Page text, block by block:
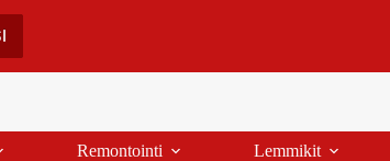
Yhteystiedot
Remontointi Lemmikit